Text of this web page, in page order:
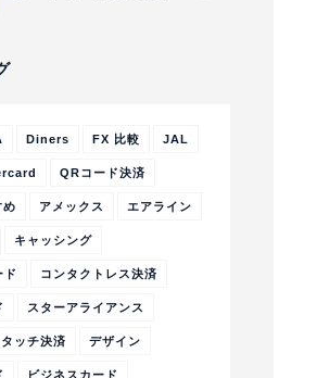
Diners FX 比較 JAL
QRコード決済
め アメックス エアライン
キャッシング
ド コンタクトレス決済
スターアライアンス
タッチ決済 デザイン
ビジネスカード